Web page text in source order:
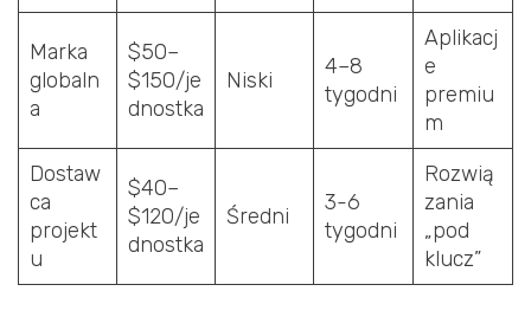
Marka
globaln
a
$50–
$150/je
dnostka
Niski
4–8
tygodni
Aplikacj
e
premiu
m
Dostaw
ca
projekt
u
$40–
$120/je
dnostka
Średni
3-6
tygodni
Rozwią
zania
„pod
klucz”